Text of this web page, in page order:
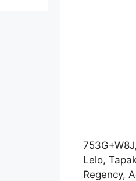
Lelo,
Regency,